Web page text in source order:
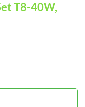
T8-40W,